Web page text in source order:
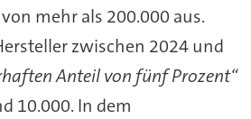
mehr als 200.000 aus.
zwischen 2024 und
Anteil von fünf Prozent“
10.000. In dem